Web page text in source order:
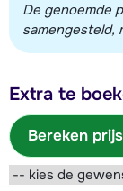
De genoemde
samengesteld,
Extra te
Bereken